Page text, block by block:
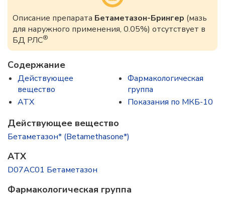
Описание препарата Бетаметазон-Брингер (мазь
для наружного применения, 0.05%) отсутствует в
БД РЛС®
Содержание
Действующее
вещество
ATX
Фармакологическая
группа
Показания по МКБ-10
Действующее вещество
Бетаметазон* (Betamethasone*)
ATX
D07AC01 Бетаметазон
Фармакологическая группа